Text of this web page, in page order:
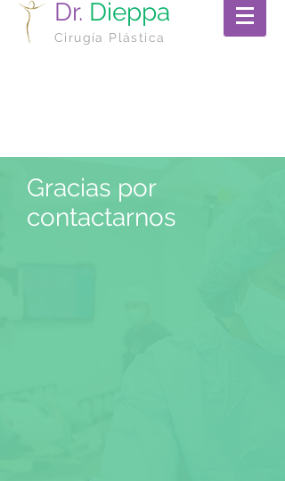
Dr. Dieppa
Cirugía Plástica
Gracias por
contactarnos